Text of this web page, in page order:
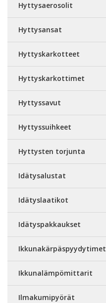
Hyttysaerosolit
Hyttysansat
Hyttyskarkotteet
Hyttyskarkottimet
Hyttyssavut
Hyttyssuihkeet
Hyttysten torjunta
Idätysalustat
Idätyslaatikot
Idätyspakkaukset
Ikkunakärpäspyydytimet
Ikkunalämpömittarit
Ilmakumipyörät